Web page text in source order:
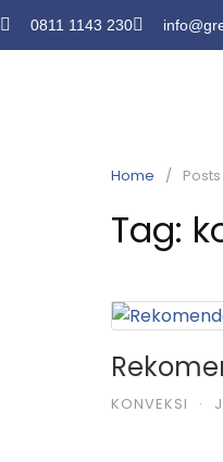
0811 1143 230
Home
Tag:
KONVEKSI ·